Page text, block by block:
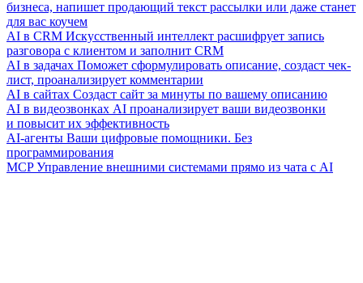
бизнеса, напишет продающий текст рассылки или даже станет
для вас коучем
AI в CRM Искусственный интеллект расшифрует запись
разговора с клиентом и заполнит CRM
AI в задачах Поможет сформулировать описание, создаст чек-
лист, проанализирует комментарии
AI в сайтах Создаст сайт за минуты по вашему описанию
AI в видеозвонках AI проанализирует ваши видеозвонки
и повысит их эффективность
AI-агенты Ваши цифровые помощники. Без
программирования
MCP Управление внешними системами прямо из чата с AI